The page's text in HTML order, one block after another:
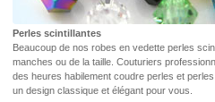
Perles scintillantes
Beaucoup de nos robes en vedette perles
manches ou de la taille. Couturiers
des heures habilement coudre perles et
un design classique et élégant pour vous.